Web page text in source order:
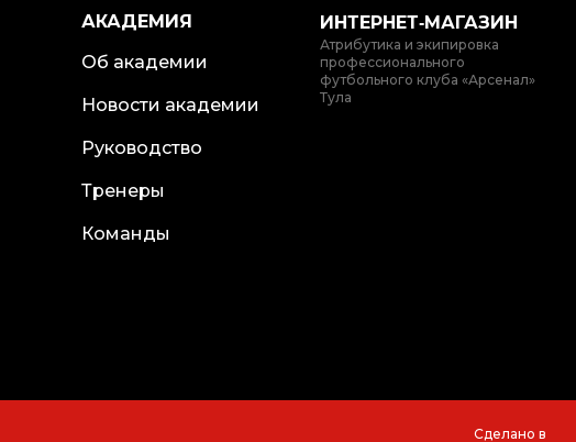
АКАДЕМИЯ
Об академии
Новости академии
Руководство
Тренеры
Команды
ИНТЕРНЕТ‑МАГАЗИН
Атрибутика и экипировка
профессионального
футбольного клуба «Арсенал»
Тула
Сделано в